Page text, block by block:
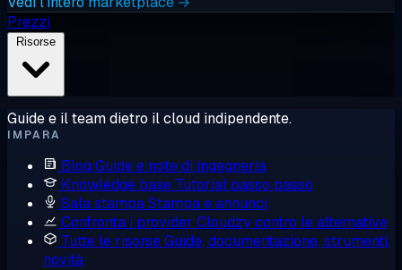
Prezzi
Guide e il team dietro il cloud indipendente.
IMPARA
Blog Guide e note di ingegneria
Knowledge base Tutorial passo passo
Sala stampaStampa e annunci
Confronta i provider Cloudzy contro le alternative
Tutte le risorseGuide, documentazione, strumenti,
novità